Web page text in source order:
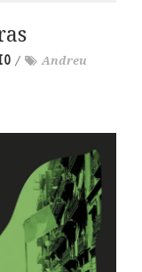
/
Andreu